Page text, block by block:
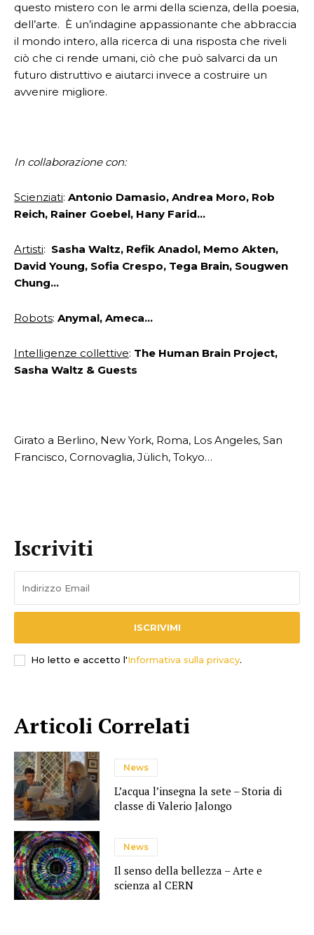
questo mistero con le armi della scienza, della poesia,
dell’arte. È un’indagine appassionante che abbraccia
il mondo intero, alla ricerca di una risposta che riveli
ciò che ci rende umani, ciò che può salvarci da un
futuro distruttivo e aiutarci invece a costruire un
avvenire migliore.
In collaborazione con:
Scienziati: Antonio Damasio, Andrea Moro, Rob
Reich, Rainer Goebel, Hany Farid…
Artisti: Sasha Waltz, Refik Anadol, Memo Akten,
David Young, Sofia Crespo, Tega Brain, Sougwen
Chung…
Robots: Anymal, Ameca…
Intelligenze collettive: The Human Brain Project,
Sasha Waltz & Guests
Girato a Berlino, New York, Roma, Los Angeles, San
Francisco, Cornovaglia, Jülich, Tokyo…
Iscriviti
ISCRIVIMI
Ho letto e accetto l'Informativa sulla privacy.
Articoli Correlati
News
L’acqua l’insegna la sete – Storia di
classe di Valerio Jalongo
News
Il senso della bellezza – Arte e
scienza al CERN